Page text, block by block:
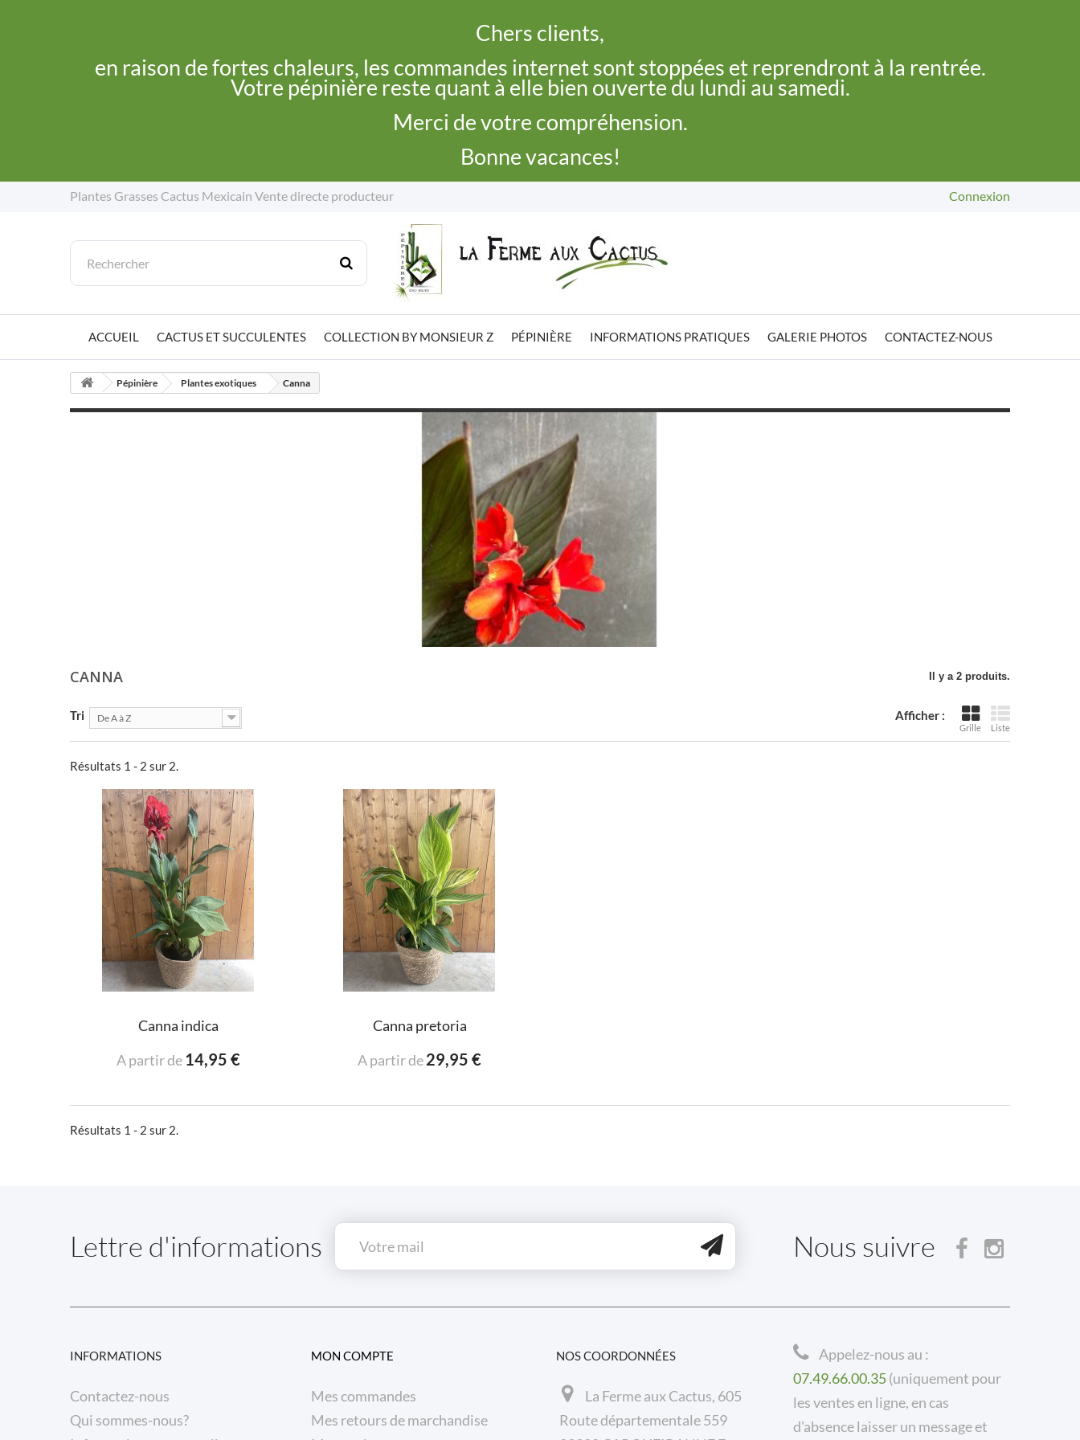
Chers clients,
en raison de fortes chaleurs, les commandes internet sont stoppées et reprendront à la rentrée.
Votre pépinière reste quant à elle bien ouverte du lundi au samedi.
Merci de votre compréhension.
Bonne vacances!
Plantes Grasses Cactus Mexicain Vente directe producteur Connexion
ACCUEIL CACTUS ET SUCCULENTES COLLECTION BY MONSIEUR Z PÉPINIÈRE INFORMATIONS PRATIQUES GALERIE PHOTOS CONTACTEZ-NOUS
Pépinière Plantes exotiques Canna
CANNA Il y a 2 produits.
Afficher :
Grille Liste
Tri De A à Z
Résultats 1 - 2 sur 2.
Canna indica
A partir de 14,95 €
Canna pretoria
A partir de29,95 €
Résultats 1 - 2 sur 2.
Lettre d'informations Nous suivre
INFORMATIONS
Contactez-nous
Qui sommes-nous?
MON COMPTE
Mes commandes
Mes retours de marchandise
NOS COORDONNÉES
La Ferme aux Cactus, 605
Route départementale 559
Appelez-nous au :
07.49.66.00.35(uniquement pour
les ventes en ligne, en cas
d'absence laisser un message et